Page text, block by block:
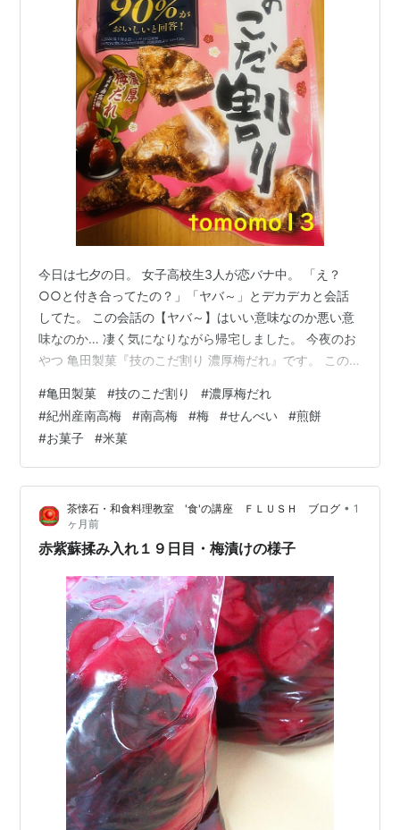
今日は七夕の日。 女子高校生3人が恋バナ中。 「え？
○○と付き合ってたの？」「ヤバ～」とデカデカと会話
してた。 この会話の【ヤバ～】はいい意味なのか悪い意
味なのか… 凄く気になりながら帰宅しました。 今夜のお
やつ 亀田製菓『技のこだ割り 濃厚梅だれ』です。 この
今夜のおつまみのお菓子として採用。 紀州産南高梅は高
くて買えないけど、お菓子なら気軽に買える。 これで夏
バテ解消します。 リンク 『技のこだ割り 濃厚梅だれ』
はあえて割ったせんべいの断面に醤油・鰹節・梅などの
特性だれをしみ込ませ、仕上げに紀州産南高梅の追い掛
けをして濃厚な梅の味が楽しめ…
#亀田製菓 #技のこだ割り #濃厚梅だれ
#紀州産南高梅 #南高梅 #梅 #せんべい #煎餅
#お菓子 #米菓
茶懐石・和食料理教室 '食'の講座 ＦＬＵＳＨ ブログ • 1
ヶ月前
赤紫蘇揉み入れ１９日目・梅漬けの様子